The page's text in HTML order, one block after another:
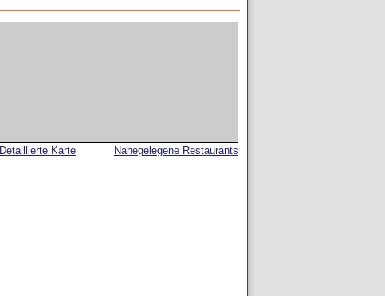
Nahegelegene Restaurants
Detaillierte Karte